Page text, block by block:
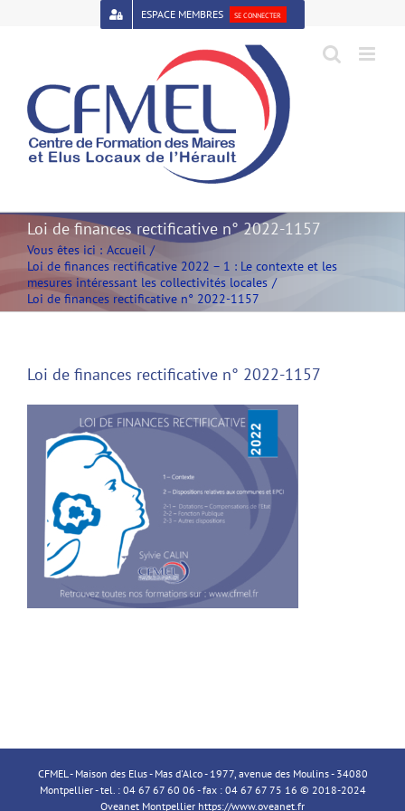
Open toolbar
ESPACE MEMBRES SE CONNECTER
Loi de finances rectificative n° 2022-1157
Vous êtes ici : Accueil
Loi de finances rectificative 2022 – 1 : Le contexte et les
mesures intéressant les collectivités locales
Loi de finances rectificative n° 2022-1157
Loi de finances rectificative n° 2022-1157
CFMEL - Maison des Elus - Mas d'Alco - 1977, avenue des Moulins - 34080
Montpellier - tel. : 04 67 67 60 06 - fax : 04 67 67 75 16 © 2018-2024
Oveanet Montpellier https://www.oveanet.fr